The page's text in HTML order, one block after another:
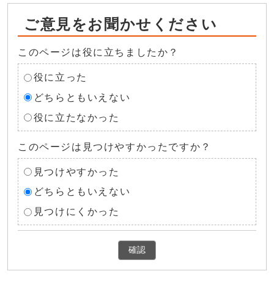
ご意見をお聞かせください
このページは役に立ちましたか？
役に立った
どちらともいえない
役に立たなかった
このページは見つけやすかったですか？
見つけやすかった
どちらともいえない
見つけにくかった
確認